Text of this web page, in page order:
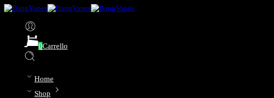
0Carrello
Home
Shop